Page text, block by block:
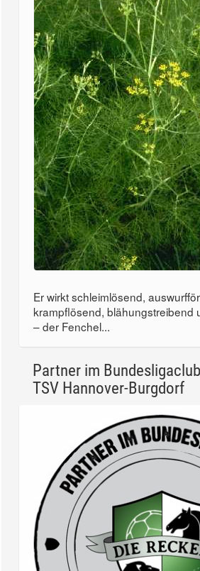
Heilpflanze des Monats
Der Fenchel - Foeniculum
Er wirkt schleimlösend,
krampflösend, blähungstreibend
– der Fenchel...
Partner im Bundesligaclub
TSV Hannover-Burgdorf